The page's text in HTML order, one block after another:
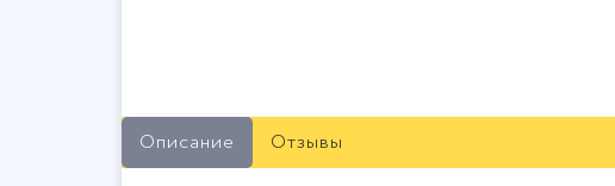
Описание Отзывы